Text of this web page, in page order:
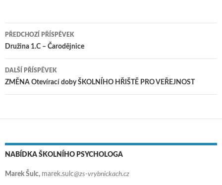
Navigace pro příspěvky
PŘEDCHOZÍ PŘÍSPĚVEK
Družina 1.C – Čarodějnice
DALŠÍ PŘÍSPĚVEK
ZMĚNA Otevírací doby ŠKOLNÍHO HŘIŠTĚ PRO VEŘEJNOST
NABÍDKA ŠKOLNÍHO PSYCHOLOGA
Marek Šulc, marek.sulc@zs-vrybnickach.cz